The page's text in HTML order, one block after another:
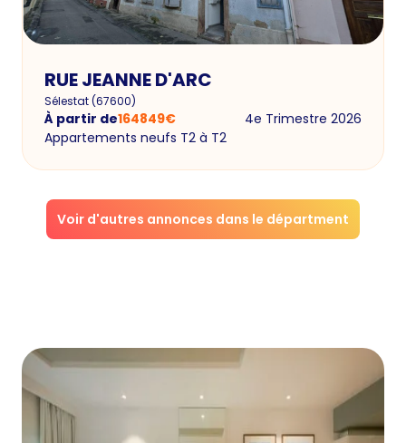
RUE JEANNE D'ARC
Sélestat(67600)
À partir de164849€
4e Trimestre 2026
Appartements neufs T2 à T2
Voir d'autres annonces dans le départment